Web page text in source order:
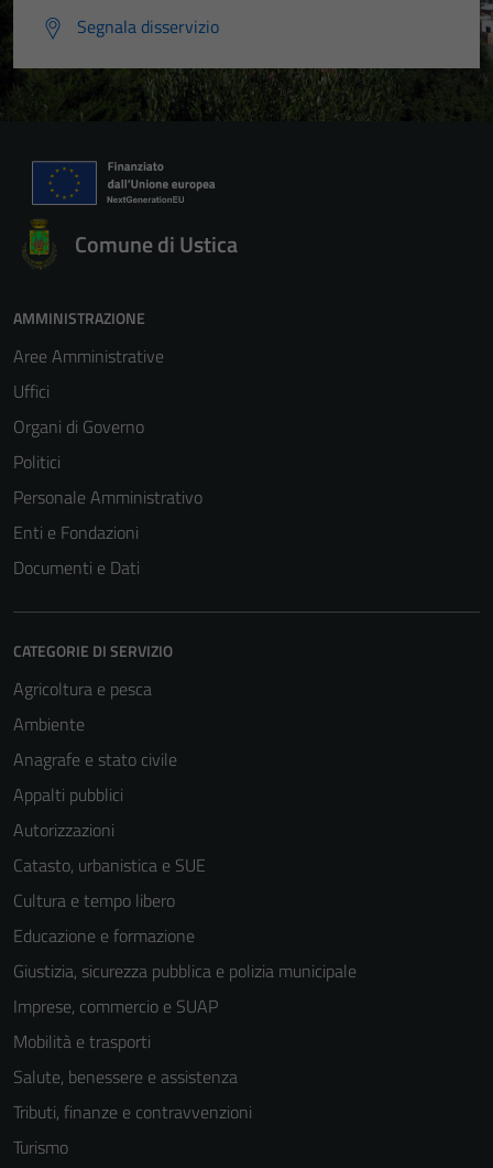
Segnala disservizio
Comune di Ustica
AMMINISTRAZIONE
Aree Amministrative
Uffici
Organi di Governo
Politici
Personale Amministrativo
Enti e Fondazioni
Documenti e Dati
CATEGORIE DI SERVIZIO
Agricoltura e pesca
Ambiente
Anagrafe e stato civile
Appalti pubblici
Autorizzazioni
Catasto, urbanistica e SUE
Cultura e tempo libero
Educazione e formazione
Giustizia, sicurezza pubblica e polizia municipale
Imprese, commercio e SUAP
Mobilità e trasporti
Salute, benessere e assistenza
Tributi, finanze e contravvenzioni
Turismo
disabilitati.